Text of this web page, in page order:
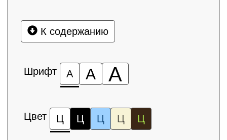
К содержанию
Шрифт А А А
Цвет Ц Ц Ц Ц Ц